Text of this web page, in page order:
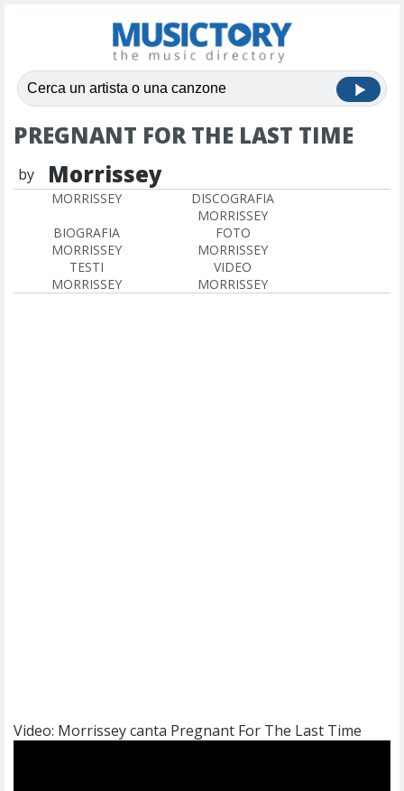
PREGNANT FOR THE LAST TIME
by Morrissey
MORRISSEY
DISCOGRAFIA
MORRISSEY
BIOGRAFIA
MORRISSEY
FOTO
MORRISSEY
TESTI
MORRISSEY
VIDEO
MORRISSEY
Video: Morrissey canta Pregnant For The Last Time